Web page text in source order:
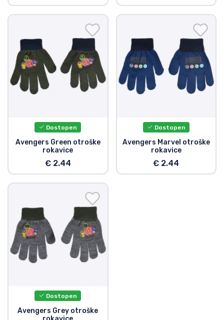
Dostopen
Avengers Green otroške
rokavice
€ 2.44
Dostopen
Avengers Marvel otroške
rokavice
€ 2.44
Dostopen
Avengers Grey otroške